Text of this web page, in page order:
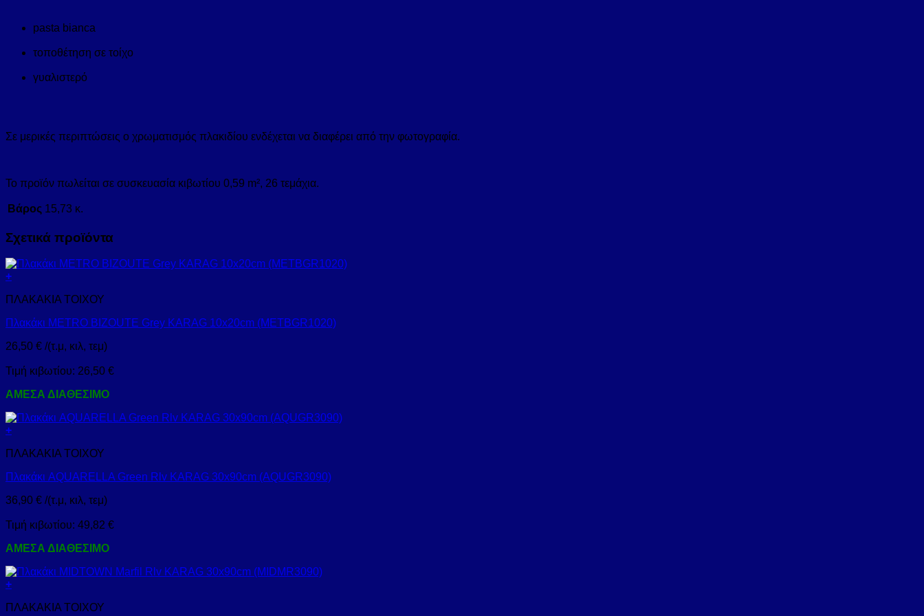
pasta bianca
τοποθέτηση σε τοίχο
γυαλιστερό
Σε μερικές περιπτώσεις ο χρωματισμός πλακιδίου ενδέχεται να διαφέρει από την φωτογραφία.
Το προϊόν πωλείται σε συσκευασία κιβωτίου 0,59 m², 26 τεμάχια.
Βάρος 15,73 κ.
Σχετικά προϊόντα
+
ΠΛΑΚΑΚΙΑ ΤΟΙΧΟΥ
Πλακάκι METRO BIZOUTE Grey KARAG 10x20cm (METBGR1020)
26,50 € /(τ.μ, κιλ, τεμ)
Τιμή κιβωτίου: 26,50 €
ΑΜΕΣΑ ΔΙΑΘΕΣΙΜΟ
+
ΠΛΑΚΑΚΙΑ ΤΟΙΧΟΥ
Πλακάκι AQUARELLA Green Rlv KARAG 30x90cm (AQUGR3090)
36,90 € /(τ.μ, κιλ, τεμ)
Τιμή κιβωτίου: 49,82 €
ΑΜΕΣΑ ΔΙΑΘΕΣΙΜΟ
+
ΠΛΑΚΑΚΙΑ ΤΟΙΧΟΥ